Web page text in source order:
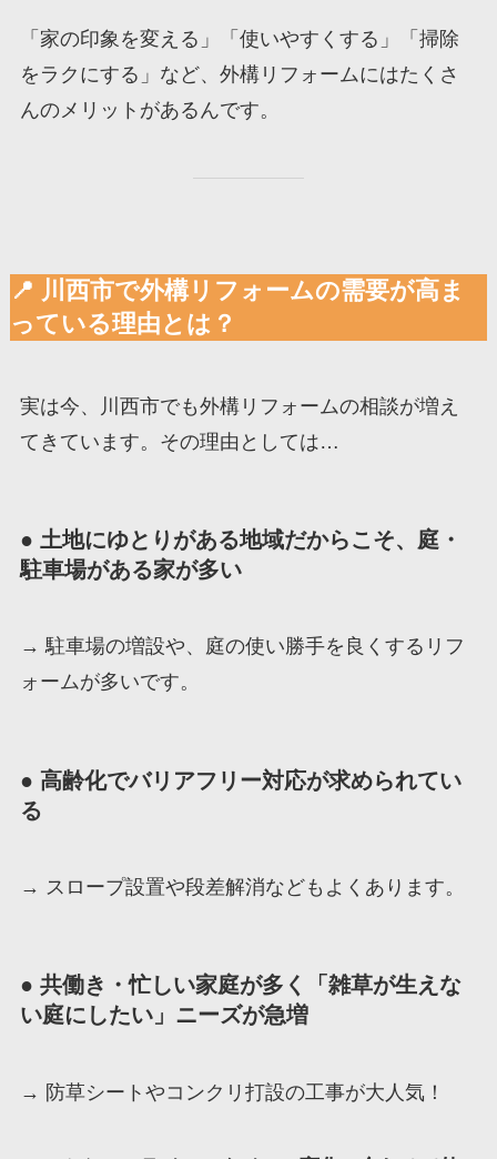
「家の印象を変える」「使いやすくする」「掃除
をラクにする」など、外構リフォームにはたくさ
んのメリットがあるんです。
📍 川西市で外構リフォームの需要が高ま
っている理由とは？
実は今、川西市でも外構リフォームの相談が増え
てきています。その理由としては…
● 土地にゆとりがある地域だからこそ、庭・
駐車場がある家が多い
→ 駐車場の増設や、庭の使い勝手を良くするリフ
ォームが多いです。
● 高齢化でバリアフリー対応が求められてい
る
→ スロープ設置や段差解消などもよくあります。
● 共働き・忙しい家庭が多く「雑草が生えな
い庭にしたい」ニーズが急増
→ 防草シートやコンクリ打設の工事が大人気！